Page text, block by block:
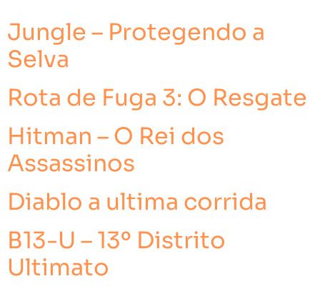
Jungle – Protegendo a
Selva
Rota de Fuga 3: O Resgate
Hitman – O Rei dos
Assassinos
Diablo a ultima corrida
B13-U – 13º Distrito
Ultimato